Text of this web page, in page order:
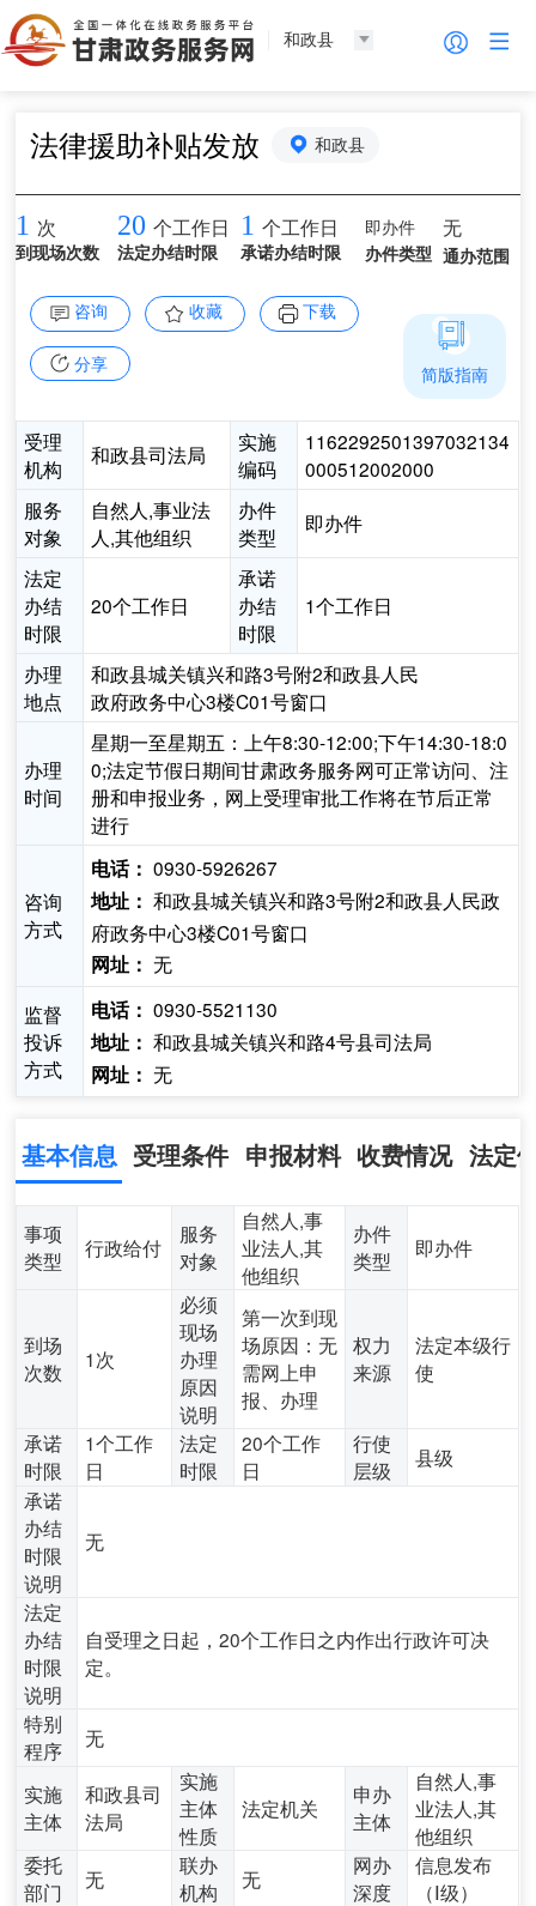
和政县
法律援助补贴发放 和政县
1 次
到现场次数
20 个工作日
法定办结时限
1 个工作日
承诺办结时限
即办件
办件类型
无
通办范围
咨询 收藏 下载
分享
受理
机构
和政县司法局
实施
编码
1162292501397032134
000512002000
服务
对象
自然人,事业法
人,其他组织
办件
类型
即办件
法定
办结
时限
20个工作日
承诺
办结
时限
1个工作日
办理
地点
和政县城关镇兴和路3号附2和政县人民
政府政务中心3楼C01号窗口
办理
时间
星期一至星期五：上午8:30-12:00;下午14:30-18:0
0;法定节假日期间甘肃政务服务网可正常访问、注
册和申报业务，网上受理审批工作将在节后正常
进行
咨询
方式
电话： 0930-5926267
地址： 和政县城关镇兴和路3号附2和政县人民政
府政务中心3楼C01号窗口
网址： 无
监督
投诉
方式
电话： 0930-5521130
地址： 和政县城关镇兴和路4号县司法局
网址： 无
简版指南
基本信息 受理条件 申报材料 收费情况 法定
事项
类型
行政给付
服务
对象
自然人,事
业法人,其
他组织
办件
类型
即办件
到场
次数
1次
必须
现场
办理
原因
说明
第一次到现
场原因：无
需网上申
报、办理
权力
来源
法定本级行
使
承诺
时限
1个工作
日
法定
时限
20个工作
日
行使
层级
县级
承诺
办结
时限
说明
无
法定
办结
时限
说明
自受理之日起，20个工作日之内作出行政许可决
定。
特别
程序
无
实施
主体
和政县司
法局
实施
主体
性质
法定机关
申办
主体
自然人,事
业法人,其
他组织
委托
部门
无
联办
机构
无
网办
深度
信息发布
（Ⅰ级）